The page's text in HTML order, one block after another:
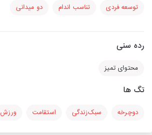
توسعه فردی تناسب اندام دو میدانی
رده سنی
محتوای تمیز
تگ ها
دوچرخه سبک‌زندگی استقامت ورزش